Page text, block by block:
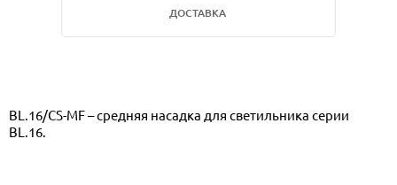
ДОСТАВКА
BL.16/CS-MF – средняя насадка для светильника серии
BL.16.